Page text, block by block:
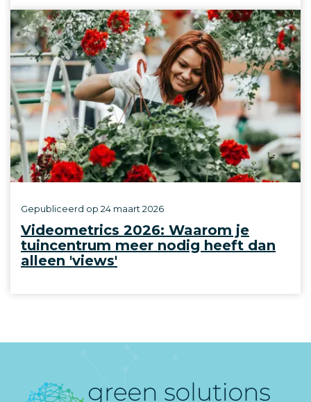
Videometrics 2026: Waarom je
tuincentrum meer nodig heeft dan
alleen 'views'
Gepubliceerd op 24 maart 2026